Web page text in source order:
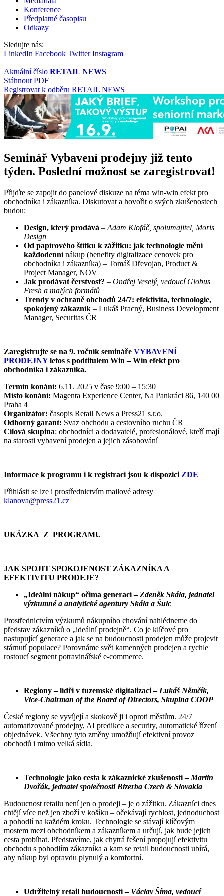
Konference
Předplatné časopisu
Odkazy
Sledujte nás:
LinkedIn Facebook Twitter Instagram
Aktuální číslo RETAIL NEWS
Stáhnout PDF
Registrovat k odběru RETAIL NEWS
Seminář Vybavení prodejny již tento
týden. Poslední možnost se zaregistrovat!
Přijďte se zapojit do panelové diskuze na téma win-win efekt pro
obchodníka i zákazníka. Diskutovat a hovořit o svých zkušenostech
budou:
Design, který prodává – Adam Klofáč, spolumajitel, Moris
Design
Od papírového štítku k zážitku: jak technologie mění
každodennínákup (benefity digitalizace cenovek pro
obchodníka i zákazníka) – Tomáš Dřevojan, Product &
Project Manager, NOV
Jak prodávat čerstvost? – Ondřej Veselý, vedoucí Globus
Fresh a malých formátů
Trendy v ochraně obchodů 24/7: efektivita, technologie,
spokojený zákazník – Lukáš Pracný, Business Development
Manager, Securitas ČR
Zaregistrujte se na 9. ročník semináře VYBAVENÍ
PRODEJNYletos s podtitulem Win –Win efekt pro
obchodníka i zákazníka.
Termín konání: 6.11. 2025 v čase 9:00 – 15:30
Místo konání: Magenta Experience Center, Na Pankráci 86, 140 00
Praha 4
Organizátor: časopis Retail News a Press21 s.r.o.
Odborný garant: Svaz obchodu a cestovního ruchu ČR
Cílová skupina: obchodníci a dodavatelé, profesionálové, kteří mají
na starosti vybavení prodejen a jejich zásobování
Informace k programu i k registraci jsou k dispozici ZDE
Přihlásit se lze i prostřednictvím mailové adresy
klanova@press21.cz
UKÁZKA Z PROGRAMU
JAK SPOJIT SPOKOJENOST ZÁKAZNÍKA A
EFEKTIVITU PRODEJE?
„Ideální nákup“ očima generací–Zdeněk Skála, jednatel
výzkumné a analytické agentury Skála a Šulc
Prostřednictvím výzkumů nákupního chování nahlédneme do
představ zákazníků o „ideální prodejně“. Co je klíčové pro
nastupující generace a jak se na budoucnosti prodejen může projevit
stárnutí populace? Porovnáme svět kamenných prodejen a rychle
rostoucí segment potravinářské e-commerce.
Regiony – lídři v tuzemské digitalizaci – Lukáš Němčík,
Vice-Chairman of the Board of Directors, Skupina COOP
České regiony se vyvíjejí a skokově ji i oproti městům. 24/7
automatizované prodejny, AI predikce a security, automatické řízení
objednávek. Všechny tyto změny umožňují efektivní provoz
obchodů i mimo velká sídla.
Technologie jako cesta k zákaznické zkušenosti – Martin
Dvořák, jednatel společnosti Bizerba Czech & Slovakia
Budoucnost retailu není jen o prodeji – je o zážitku. Zákazníci dnes
chtějí více než jen zboží v košíku – očekávají rychlost, jednoduchost
a pohodlí na každém kroku. Technologie se stávají klíčovým
mostem mezi obchodníkem a zákazníkem a určují, jak bude jejich
cesta probíhat. Představíme, jak chytrá řešení propojují efektivitu
obchodu s pohodlím zákazníka a kam se retail budoucnosti ubírá,
aby nákup byl opravdu plynulý a komfortní.
Udržitelný retail budoucnosti – Václav Šíma, vedoucí